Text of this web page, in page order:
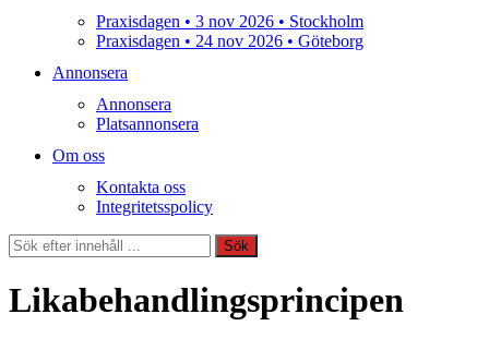
Praxisdagen • 3 nov 2026 • Stockholm
Praxisdagen • 24 nov 2026 • Göteborg
Annonsera
Annonsera
Platsannonsera
Om oss
Kontakta oss
Integritetsspolicy
Sök
Sök
Likabehandlingsprincipen